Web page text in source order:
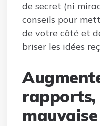
de secret (ni
conseils pour
de votre côté et
briser les idées
rapports,
mauvaise